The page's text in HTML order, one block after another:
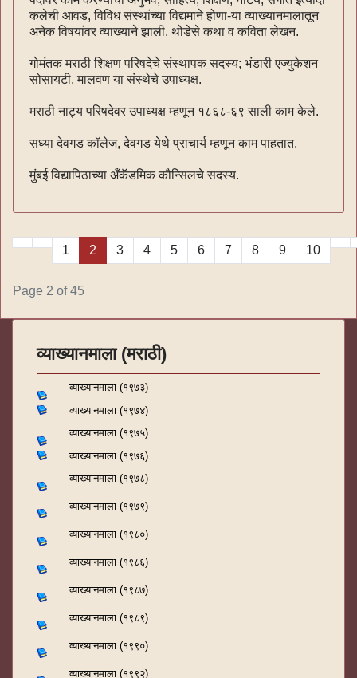
कलेची आवड, विविध संस्थांच्या विद्यमाने होणा-या व्याख्यानमालातून
अनेक विषयांवर व्याख्याने झाली. थोडेसे कथा व कविता लेखन.
गोमंतक मराठी शिक्षण परिषदेचे संस्थापक सदस्य; भंडारी एज्युकेशन
सोसायटी, मालवण या संस्थेचे उपाध्यक्ष.
मराठी नाट्य परिषदेवर उपाध्यक्ष म्हणून १८६८-६९ साली काम केले.
सध्या देवगड कॉलेज, देवगड येथे प्राचार्य म्हणून काम पाहतात.
मुंबई विद्यापिठाच्या अँकॅडमिक कौन्सिलचे सदस्य.
1 2 3 4 5 6 7 8 9 10
Page 2 of 45
व्याख्यानमाला (मराठी)
व्याख्यानमाला (१९७३)
व्याख्यानमाला (१९७४)
व्याख्यानमाला (१९७५)
व्याख्यानमाला (१९७६)
व्याख्यानमाला (१९७८)
व्याख्यानमाला (१९७९)
व्याख्यानमाला (१९८०)
व्याख्यानमाला (१९८६)
व्याख्यानमाला (१९८७)
व्याख्यानमाला (१९८९)
व्याख्यानमाला (१९९०)
व्याख्यानमाला (१९९२)